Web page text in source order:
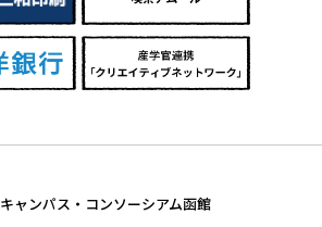
キャンパス・コンソーシアム函館